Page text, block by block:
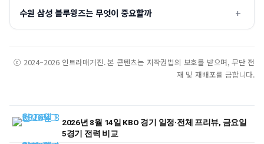
수원 삼성 블루윙즈는 무엇이 중요할까
ⓒ 2024–2026 인트라매거진. 본 콘텐츠는 저작권법의 보호를 받으며, 무단 전
재 및 재배포를 금합니다.
2026년 8월 14일 KBO 경기 일정·전체 프리뷰, 금요일
5경기 전력 비교